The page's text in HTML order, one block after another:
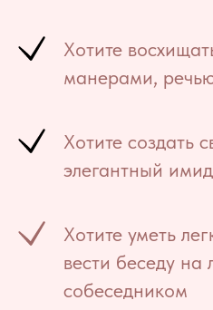
Хотите
манерами,
Хотите создать
элегантный
Хотите уметь
вести беседу
собеседником